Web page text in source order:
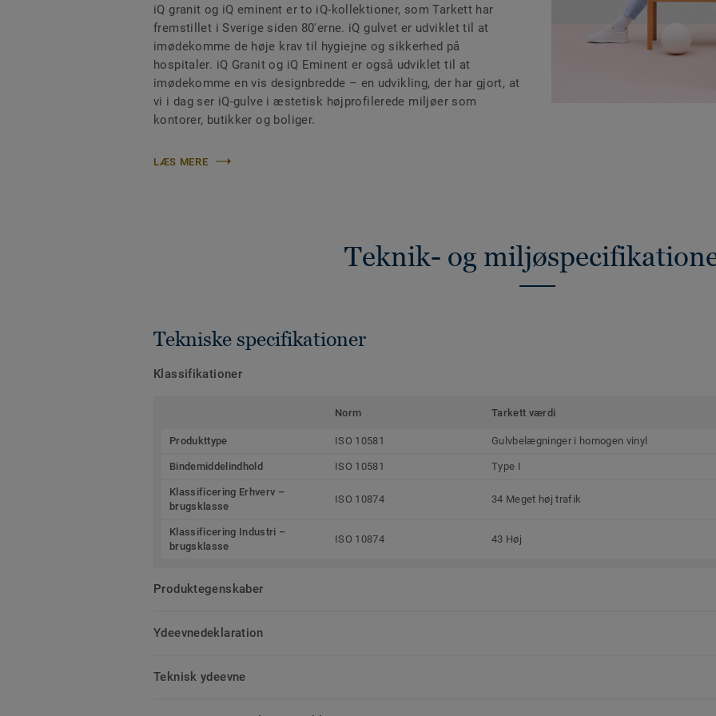
iQ granit og iQ eminent er to iQ-kollektioner, som Tarkett har
fremstillet i Sverige siden 80'erne. iQ gulvet er udviklet til at
imødekomme de høje krav til hygiejne og sikkerhed på
hospitaler. iQ Granit og iQ Eminent er også udviklet til at
imødekomme en vis designbredde – en udvikling, der har gjort, at
vi i dag ser iQ-gulve i æstetisk højprofilerede miljøer som
kontorer, butikker og boliger.
LÆS MERE
Teknik- og
Tekniske specifikationer
Klassifikationer
Norm Tarkett værdi
Produkttype ISO 10581 Gulvbelægninger i homogen vinyl
Bindemiddelindhold ISO 10581 Type I
Klassificering Erhverv –
brugsklasse
ISO 10874 34 Meget høj trafik
Klassificering Industri –
brugsklasse
ISO 10874 43 Høj
Produktegenskaber
Ydeevnedeklaration
Teknisk ydeevne